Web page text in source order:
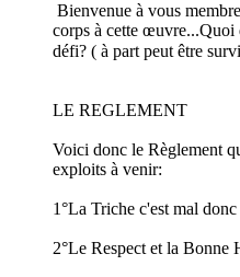
Bienvenue à vous
corps à cette œuvre...Quoi
défi? ( à part peut être
LE REGLEMENT
Voici donc le Règlement
exploits à venir:
1°La Triche c'est mal
2°Le Respect et la Bonne